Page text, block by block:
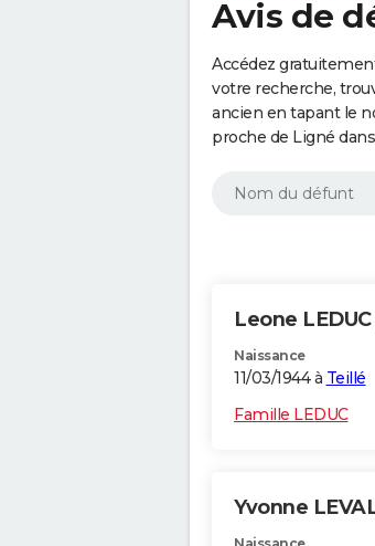
Avis de
Accédez
votre recherche,
ancien en tapant le
proche de Ligné
Leone LEDUC
Naissance
11/03/1944 à Teillé
Famille LEDUC
Yvonne